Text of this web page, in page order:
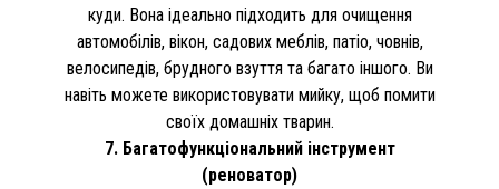
куди. Вона ідеально підходить для очищення
автомобілів, вікон, садових меблів, патіо, човнів,
велосипедів, брудного взуття та багато іншого. Ви
навіть можете використовувати мийку, щоб помити
своїх домашніх тварин.
7. Багатофункціональний інструмент
(реноватор)